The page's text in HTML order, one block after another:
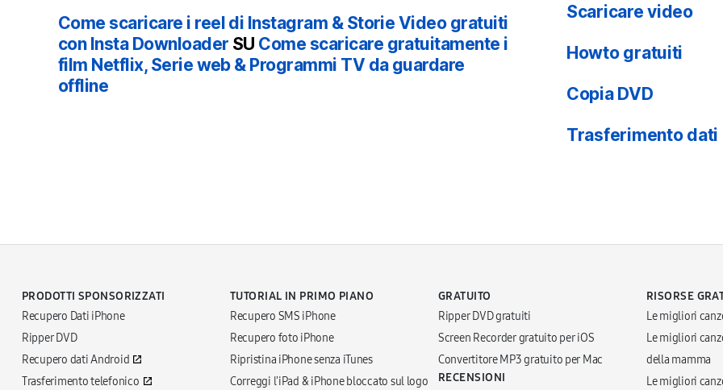
Come scaricare i reel di Instagram & Storie Video gratuiti
con Insta Downloader SU Come scaricare gratuitamente i
film Netflix, Serie web & Programmi TV da guardare
offline
Scaricare video
Howto gratuiti
Copia DVD
Trasferimento dati
PRODOTTI SPONSORIZZATI
Recupero Dati iPhone
Ripper DVD
Recupero dati Android
Trasferimento telefonico
TUTORIAL IN PRIMO PIANO
Recupero SMS iPhone
Recupero foto iPhone
Ripristina iPhone senza iTunes
Correggi l'iPad & iPhone bloccato sul logo
GRATUITO
Ripper DVD gratuiti
Screen Recorder gratuito per iOS
Convertitore MP3 gratuito per Mac
RECENSIONI
RISORSE
Le migliori
Le migliori
della mamma
Le migliori